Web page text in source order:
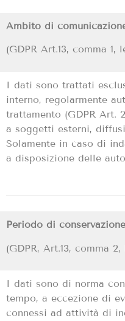
Ambito di
(GDPR Art.13, comma 1,
I dati sono trattati
interno, regolarmente
trattamento (GDPR Art.
a soggetti esterni,
Solamente in caso di
a disposizione delle
Periodo di
(GDPR, Art.13, comma 2,
I dati sono di norma
tempo, a eccezione di
connessi ad attività di